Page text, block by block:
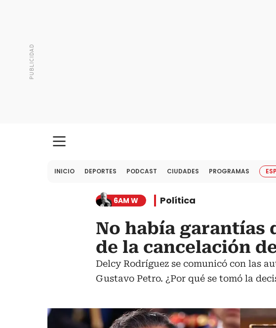
INICIO DEPORTES PODCAST CIUDADES PROGRAMAS
6AM W Política
No había garantías
de la cancelación
Delcy Rodríguez se comunicó con las
Gustavo Petro. ¿Por qué se tomó la